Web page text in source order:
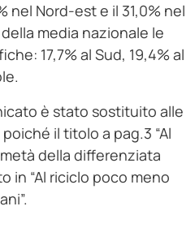
nel Nord-est e il 31,0% nel
media nazionale le
17,7% al Sud, 19,4% al
è stato sostituito alle
il titolo a pag.3 “Al
della differenziata
in “Al riciclo poco meno